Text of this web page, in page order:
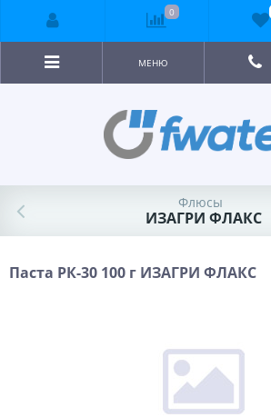
МЕНЮ
Флюсы
ИЗАГРИ ФЛАКС
Паста РК-30 100 г ИЗАГРИ ФЛАКС
0